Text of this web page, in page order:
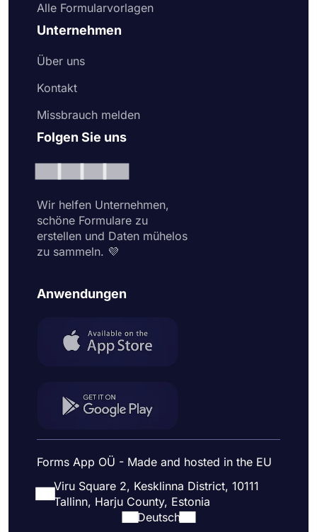
Alle Formularvorlagen
Unternehmen
Über uns
Kontakt
Missbrauch melden
Folgen Sie uns
Wir helfen Unternehmen,
schöne Formulare zu
erstellen und Daten mühelos
zu sammeln. 💜
Anwendungen
Forms App OÜ - Made and hosted in the EU
Viru Square 2, Kesklinna District, 10111
Tallinn, Harju County, Estonia
Deutsch